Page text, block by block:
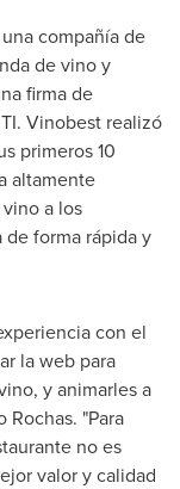
compañía de
de vino y
firma de
Vinobest realizó
primeros 10
altamente
a los
forma rápida y
con el
la web para
y animarles a
Rochas. "Para
no es
valor y calidad